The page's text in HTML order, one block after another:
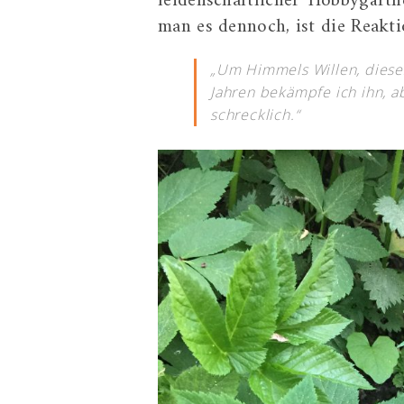
man es dennoch, ist die
„Um Himmels Willen,
Jahren bekämpfe ich ihn,
schrecklich.“